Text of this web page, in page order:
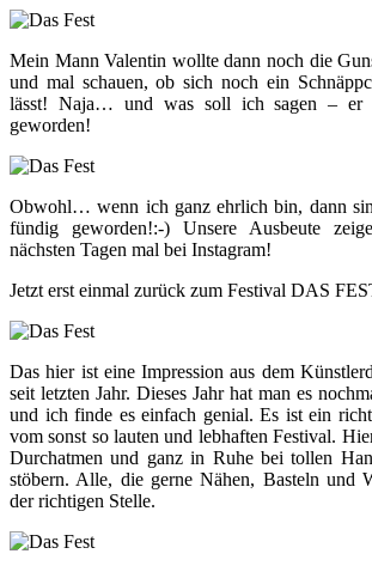
Mein Mann Valentin wollte dann noch die
und mal schauen, ob sich noch ein
lässt! Naja… und was soll ich sagen – er
geworden!
Obwohl… wenn ich ganz ehrlich bin, dann
fündig geworden!:-) Unsere Ausbeute
nächsten Tagen mal bei Instagram!
Jetzt erst einmal zurück zum Festival DAS
Das hier ist eine Impression aus dem
seit letzten Jahr. Dieses Jahr hat man es
und ich finde es einfach genial. Es ist ein
vom sonst so lauten und lebhaften Festival.
Durchatmen und ganz in Ruhe bei tollen
stöbern. Alle, die gerne Nähen, Basteln und
der richtigen Stelle.